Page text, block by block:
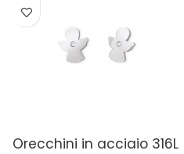
Orecchini in acciaio 316L